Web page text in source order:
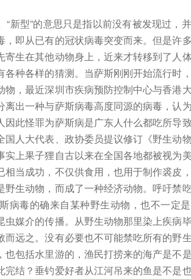
新型”的意思只是指以前没有被发现过，
，即从已有的冠状病毒突变而来。但是许
生在其他动物身上，近来才转移到了人
种各样的猜测。当萨斯刚刚开始流行时
，最近深圳市疾病预防控制中心与香港
出一种与萨斯病毒高度同源的病毒，认
此怪罪为萨斯病是广东人什么都吃所导
人大代表、政协委员提议修订《野生动
实上果子狸自古以来在全国各地都被视为
当成功，不仅供食用，也用于制作裘皮
生动物，而成了一种经济动物。呼吁禁
病毒的确来自某种野生动物，也不一定
虫媒介的传播。从野生动物那里染上疾病
远之。没有必要也不可能禁吃所有的野
包括水里游的，渔民打捞来的海产是不
结？垂钓爱好者从江河吊来的鱼是不是